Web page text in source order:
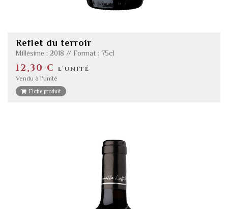
Reflet du terroir
Millésime : 2018 // Format : 75cl
12,30 € l'unité
Vendu à l'unité
Fiche produit